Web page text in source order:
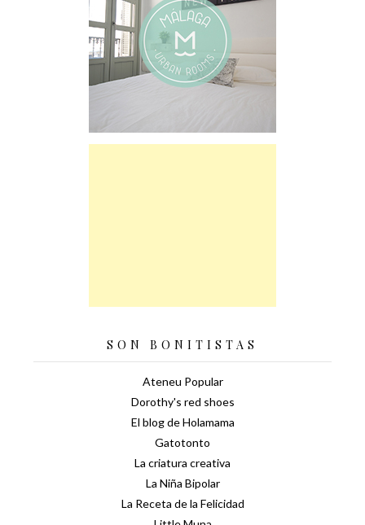
SON BONITISTAS
Ateneu Popular
Dorothy's red shoes
El blog de Holamama
Gatotonto
La criatura creativa
La Niña Bipolar
La Receta de la Felicidad